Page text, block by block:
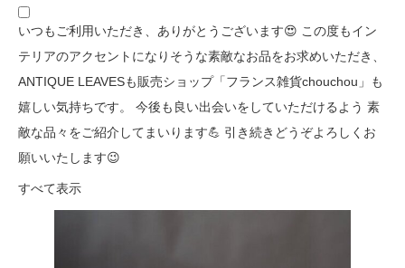
いつもご利用いただき、ありがとうございます😍 この度もイン
テリアのアクセントになりそうな素敵なお品をお求めいただき、
ANTIQUE LEAVESも販売ショップ「フランス雑貨chouchou」も
嬉しい気持ちです。 今後も良い出会いをしていただけるよう 素
敵な品々をご紹介してまいります💪 引き続きどうぞよろしくお
願いいたします😉
すべて表示